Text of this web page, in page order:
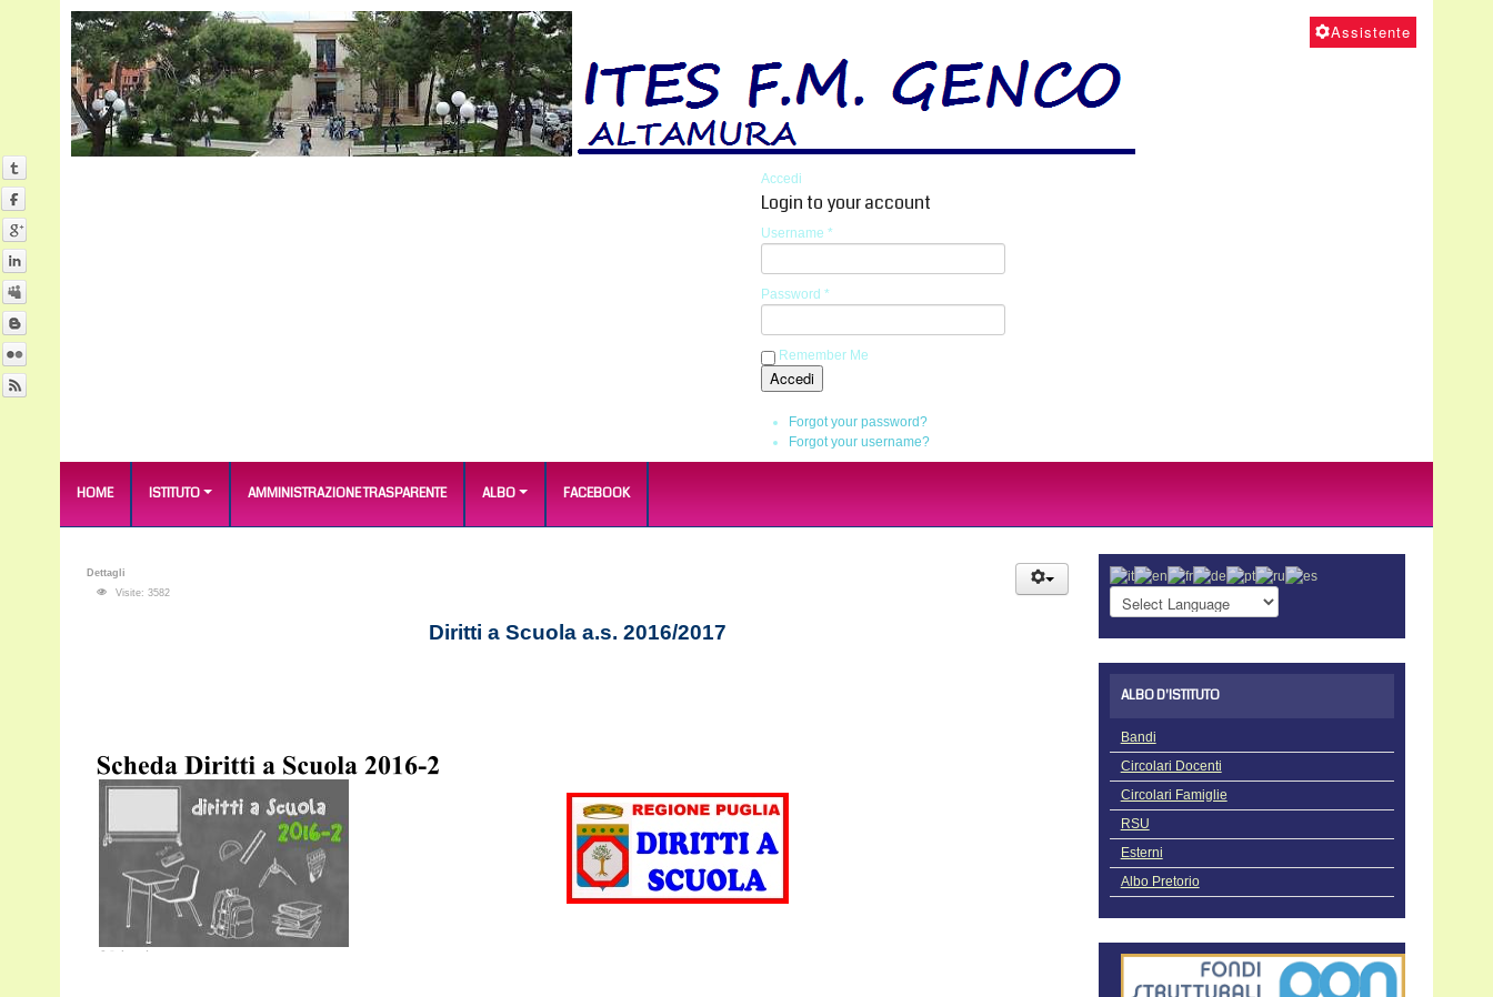
Assistente
Accedi
Login to your account
Username *
Password *
Remember Me
Forgot your password?
Forgot your username?
HOME ISTITUTO AMMINISTRAZIONE TRASPARENTE ALBO FACEBOOK
Dettagli
Visite: 3582
Diritti a Scuola a.s. 2016/2017
ALBO D'ISTITUTO
Bandi
Circolari Docenti
Circolari Famiglie
RSU
Esterni
Albo Pretorio